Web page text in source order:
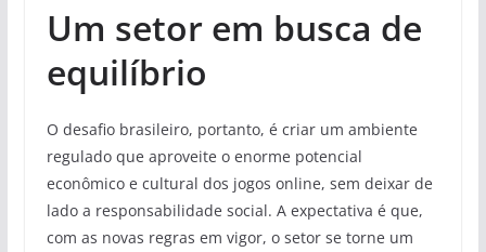
Um setor em busca de
equilíbrio
O desafio brasileiro, portanto, é criar um ambiente
regulado que aproveite o enorme potencial
econômico e cultural dos jogos online, sem deixar de
lado a responsabilidade social. A expectativa é que,
com as novas regras em vigor, o setor se torne um